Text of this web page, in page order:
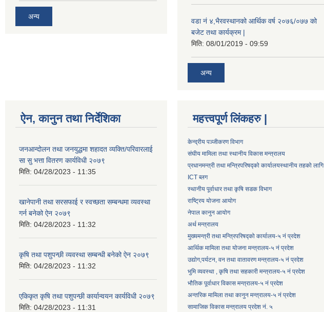
अन्य
वडा नं ४,भैरवस्थानको आर्थिक वर्ष २०७६/०७७ को
बजेट तथा कार्यक्रम |
मिति: 08/01/2019 - 09:59
अन्य
ऐन, कानुन तथा निर्देशिका
जनआन्दोलन तथा जनयुद्धमा शहादत व्यक्ति/परिवारलाई
सा सु भत्ता वितरण कार्यविधी २०७९
मिति: 04/28/2023 - 11:35
खानेपानी तथा सरसफाई र स्वच्छता सम्बन्धमा व्यवस्था
गर्न बनेको ऐन २०७९
मिति: 04/28/2023 - 11:32
कृषि तथा पशुपन्छी व्यवस्था सम्बन्धी बनेको ऐन २०७९
मिति: 04/28/2023 - 11:32
एकिकृत कृषि तथा पशुपन्छी कार्यान्वयन कार्यविधी २०७९
मिति: 04/28/2023 - 11:31
महत्त्वपूर्ण लिंकहरु |
केन्द्रीय पञ्जीकरण विभाग
संघीय मामिला तथा स्थानीय विकास मन्त्रालय
प्रधानमन्त्री तथा मन्त्रिपरिषद्को कार्यालयस्थानीय तहको लागि
ICT ब्लग
स्थानीय पूर्वाधार तथा कृषि सडक विभाग
राष्ट्रिय योजना आयोग
नेपाल कानुन आयोग
अर्थ मन्त्रालय
मुख्यमन्त्री तथा मन्त्रिपरिषद्को कार्यालय-५ नं प्रदेश
आर्थिक मामिला तथा योजना मन्त्रालय-५ नं प्रदेश
उद्याेग,पर्यटन, वन तथा वातावरण मन्त्रालय-५ नं प्रदेश
भुमि व्यवस्था , कृषि तथा सहकारी मन्त्रालय-५ नं प्रदेश
भौतिक पूर्वाधार विकास मन्त्रालय-५ नं प्रदेश
अन्तरिक मामिला तथा कानुन मन्त्रालय-५ नं प्रदेश
सामाजिक विकास मन्त्रालय प्रदेश नं. ५